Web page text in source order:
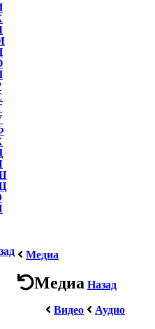
Медиа
Медиа Назад
Видео
Аудио